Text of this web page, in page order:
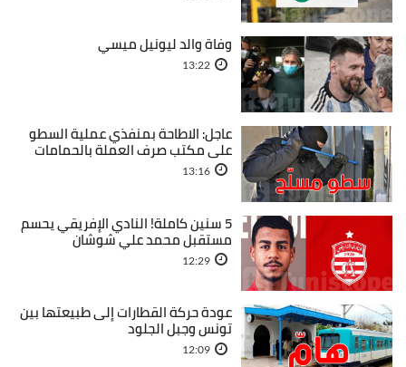
وفاة والد ليونيل ميسي
13:22
عاجل: الاطاحة بمنفذي عملية السطو
على مكتب صرف العملة بالحمامات
13:16
5 سنين كاملة! النادي الإفريقي يحسم
مستقبل محمد علي شوشان
12:29
عودة حركة القطارات إلى طبيعتها بين
تونس وجبل الجلود
12:09